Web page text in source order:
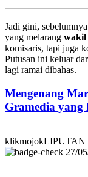
Jadi gini,
yang melarang wakil
komisaris, tapi juga
Putusan ini keluar
lagi ramai dibahas.
Mengenang
Gramedia yang
klikmojokLIPUTAN
27/